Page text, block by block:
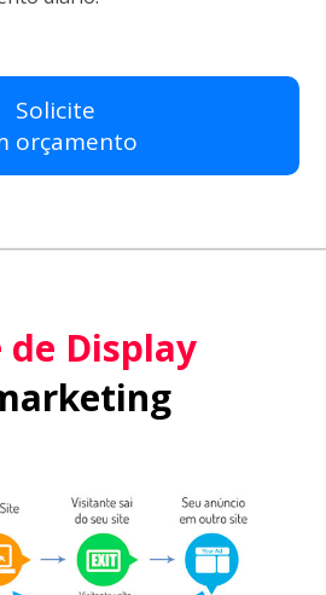
Solicite
orçamento
de Display